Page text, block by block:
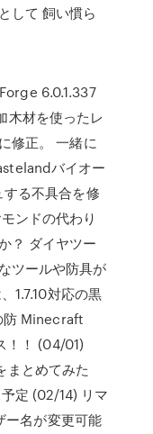
して 飼い慣ら
6.0.1.337
木材を使ったレ
修正。 一緒に
バイオー
る不具合を修
ンドの代わり
？ ダイヤツー
ツールや防具が
1.7.10対応の黒
防 Minecraft
！！ (04/01)
まとめてみた
定 (02/14) リマ
名が変更可能